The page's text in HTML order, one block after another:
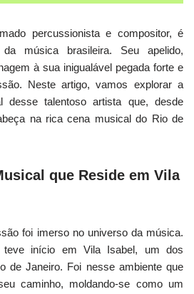
percussionista e compositor, é
música brasileira. Seu apelido,
à sua inigualável pegada forte e
Neste artigo, vamos explorar a
desse talentoso artista que, desde
na rica cena musical do Rio de
que Reside em Vila
foi imerso no universo da música.
teve início em Vila Isabel, um dos
de Janeiro. Foi nesse ambiente que
caminho, moldando-se como um